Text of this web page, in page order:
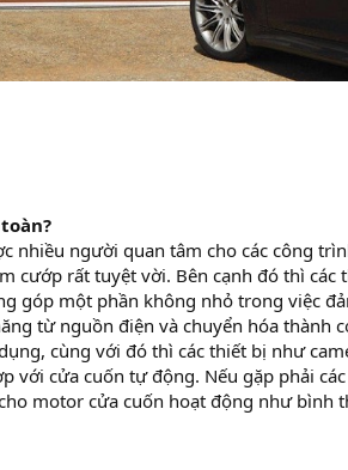
nhiều người quan tâm cho các công
cướp rất tuyệt vời. Bên cạnh đó thì
góp một phần không nhỏ trong việc
từ nguồn điện và chuyển hóa thành
cùng với đó thì các thiết bị như
với cửa cuốn tự động. Nếu gặp phải
motor cửa cuốn hoạt động như bình